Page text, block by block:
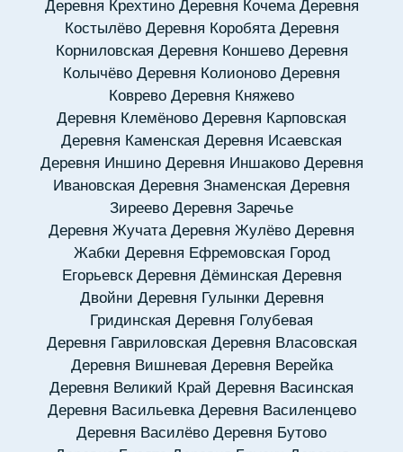
Деревня Крехтино Деревня Кочема Деревня
Костылёво Деревня Коробята Деревня
Корниловская Деревня Коншево Деревня
Колычёво Деревня Колионово Деревня
Коврево Деревня Княжево
Деревня Клемёново Деревня Карповская
Деревня Каменская Деревня Исаевская
Деревня Иншино Деревня Иншаково Деревня
Ивановская Деревня Знаменская Деревня
Зиреево Деревня Заречье
Деревня Жучата Деревня Жулёво Деревня
Жабки Деревня Ефремовская Город
Егорьевск Деревня Дёминская Деревня
Двойни Деревня Гулынки Деревня
Гридинская Деревня Голубевая
Деревня Гавриловская Деревня Власовская
Деревня Вишневая Деревня Верейка
Деревня Великий Край Деревня Васинская
Деревня Васильевка Деревня Василенцево
Деревня Василёво Деревня Бутово